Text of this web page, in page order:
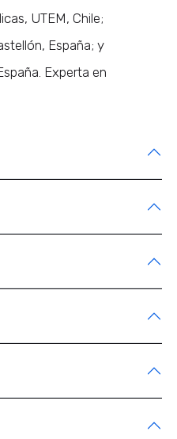
UTEM, Chile;
España; y
Experta en